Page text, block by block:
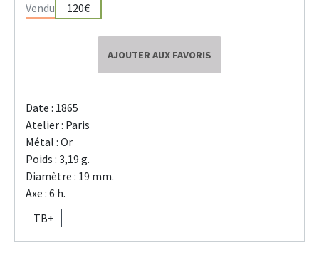
Vendu 120€
AJOUTER AUX FAVORIS
Date : 1865
Atelier : Paris
Métal : Or
Poids : 3,19 g.
Diamètre : 19 mm.
Axe : 6 h.
TB+